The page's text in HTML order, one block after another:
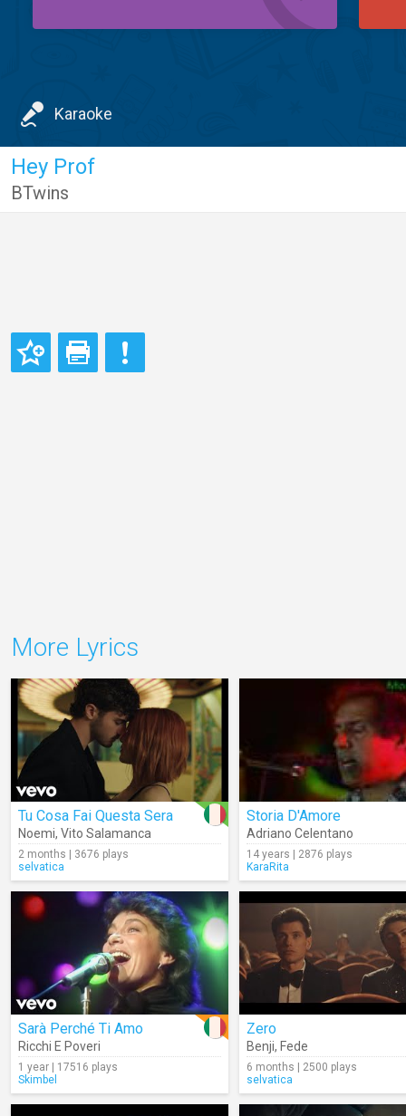
Karaoke
Hey Prof
BTwins
More Lyrics
Tu Cosa Fai Questa Sera
Noemi, Vito Salamanca
2 months | 3676 plays
selvatica
Storia D'Amore
Adriano Celentano
14 years | 2876 plays
KaraRita
Sarà Perché Ti Amo
Ricchi E Poveri
1 year | 17516 plays
Skimbel
Zero
Benji, Fede
6 months | 2500 plays
selvatica